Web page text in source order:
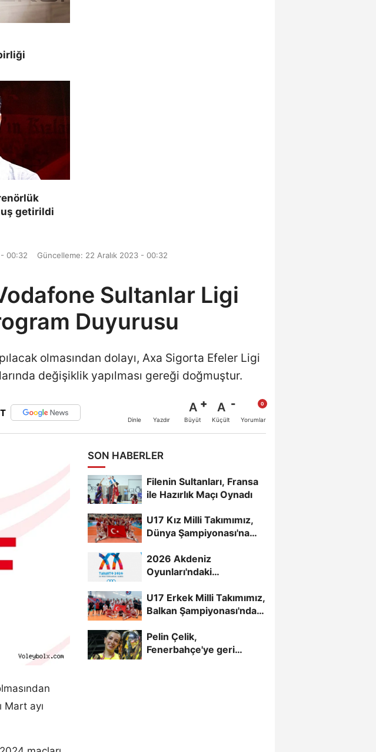
getirildi
- 00:32 Güncelleme: 22 Aralık 2023 - 00:32
Sultanlar Ligi
Duyurusu
olmasından dolayı, Axa Sigorta Efeler Ligi
değişiklik yapılması gereği doğmuştur.
Dinle Yazdır
A
Büyüt
A
Küçült Yorumlar
ayı
SON HABERLER
Filenin Sultanları, Fransa
ile Hazırlık Maçı Oynadı
U17 Kız Milli Takımımız,
Dünya Şampiyonası'na
2026 Akdeniz
Oyunları'ndaki
U17 Erkek Milli Takımımız,
Balkan Şampiyonası'nda
Pelin Çelik,
Fenerbahçe'ye geri